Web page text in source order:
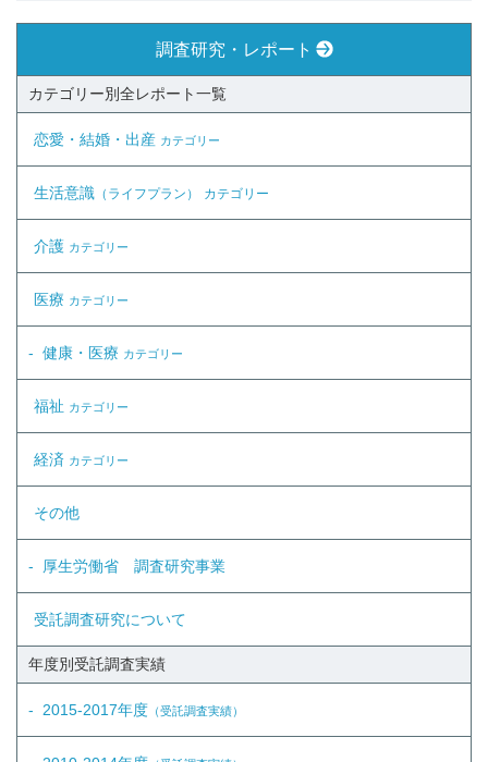
調査研究・レポート
カテゴリー別全レポート一覧
恋愛・結婚・出産 カテゴリー
生活意識 （ライフプラン） カテゴリー
介護 カテゴリー
医療 カテゴリー
健康・医療 カテゴリー
福祉 カテゴリー
経済 カテゴリー
その他
厚生労働省 調査研究事業
受託調査研究について
年度別受託調査実績
2015-2017年度 （受託調査実績）